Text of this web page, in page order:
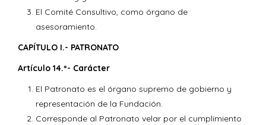
El Comité Consultivo, como órgano de
asesoramiento.
CAPÍTULO I.- PATRONATO
Artículo 14.º- Carácter
El Patronato es el órgano supremo de gobierno y
representación de la Fundación.
Corresponde al Patronato velar por el cumplimiento